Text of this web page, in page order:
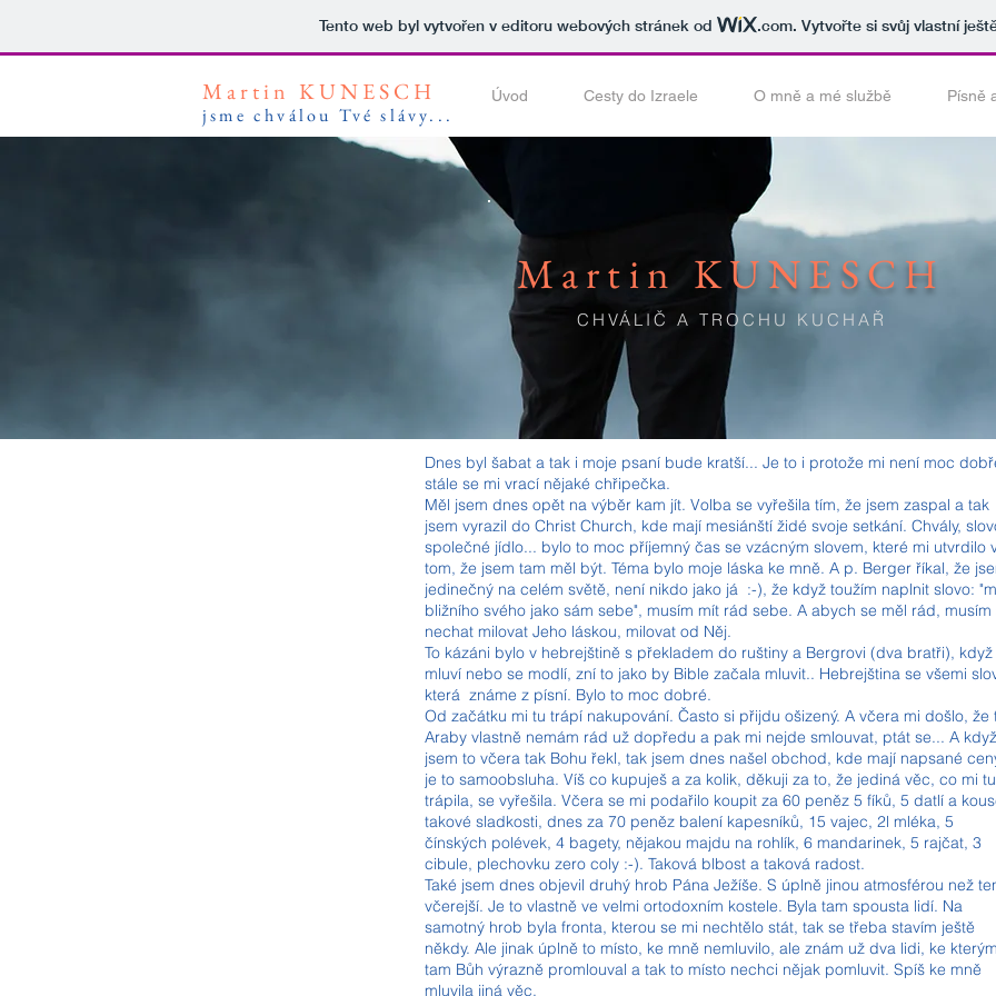
Tento web byl vytvořen v editoru webových stránek od .com. Vytvořte si svůj vlastní
Martin KUNESCH
jsme chválou Tvé slávy...
Úvod Cesty do Izraele O mně a mé službě Písně
Dnes byl šabat a tak i moje psaní bude kratší... Je to i protože mi není moc
stále se mi vrací nějaké chřipečka.
Měl jsem dnes opět na výběr kam jít. Volba se vyřešila tím, že jsem zaspal a tak
jsem vyrazil do Christ Church, kde mají mesiánští židé svoje setkání. Chvály,
společné jídlo... bylo to moc příjemný čas se vzácným slovem, které mi utvrdilo
tom, že jsem tam měl být. Téma bylo moje láska ke mně. A p. Berger říkal, že
jedinečný na celém světě, není nikdo jako já :-), že když toužím naplnit slovo:
bližního svého jako sám sebe", musím mít rád sebe. A abych se měl rád, musím
nechat milovat Jeho láskou, milovat od Něj.
To kázáni bylo v hebrejštině s překladem do ruštiny a Bergrovi (dva bratři), když
mluví nebo se modlí, zní to jako by Bible začala mluvit.. Hebrejština se všemi
která známe z písní. Bylo to moc dobré.
Od začátku mi tu trápí nakupování. Často si přijdu ošizený. A včera mi došlo, že
Araby vlastně nemám rád už dopředu a pak mi nejde smlouvat, ptát se... A když
jsem to včera tak Bohu řekl, tak jsem dnes našel obchod, kde mají napsané
je to samoobsluha. Víš co kupuješ a za kolik, děkuji za to, že jediná věc, co mi tu
trápila, se vyřešila. Včera se mi podařilo koupit za 60 peněz 5 fíků, 5 datlí a
takové sladkosti, dnes za 70 peněz balení kapesníků, 15 vajec, 2l mléka, 5
čínských polévek, 4 bagety, nějakou majdu na rohlík, 6 mandarinek, 5 rajčat, 3
cibule, plechovku zero coly :-). Taková blbost a taková radost.
Také jsem dnes objevil druhý hrob Pána Ježíše. S úplně jinou atmosférou než
včerejší. Je to vlastně ve velmi ortodoxním kostele. Byla tam spousta lidí. Na
samotný hrob byla fronta, kterou se mi nechtělo stát, tak se třeba stavím ještě
někdy. Ale jinak úplně to místo, ke mně nemluvilo, ale znám už dva lidi, ke kterým
tam Bůh výrazně promlouval a tak to místo nechci nějak pomluvit. Spíš ke mně
mluvila jiná věc.
Martin KUNESCH
CHVÁLIČ A TROCHU KUCHAŘ